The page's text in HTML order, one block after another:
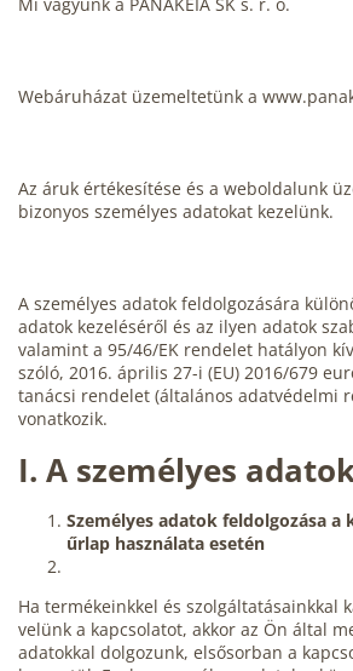
Mi vagyunk a PANAKEIA SK s. r. o.
Webáruházat üzemeltetünk a
Az áruk értékesítése és a weboldalunk
bizonyos személyes adatokat kezelünk.
A személyes adatok feldolgozására
adatok kezeléséről és az ilyen adatok
valamint a 95/46/EK rendelet hatályon
szóló, 2016. április 27-i (EU) 2016/679
tanácsi rendelet (általános adatvédelmi
vonatkozik.
I. A személyes
Személyes adatok feldolgozása a
űrlap használata esetén
Ha termékeinkkel és szolgáltatásainkkal
velünk a kapcsolatot, akkor az Ön által
adatokkal dolgozunk, elsősorban a